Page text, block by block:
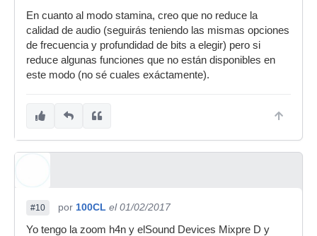
En cuanto al modo stamina, creo que no reduce la
calidad de audio (seguirás teniendo las mismas opciones
de frecuencia y profundidad de bits a elegir) pero si
reduce algunas funciones que no están disponibles en
este modo (no sé cuales exáctamente).
#10 por 100CL el 01/02/2017
Yo tengo la zoom h4n y elSound Devices Mixpre D y